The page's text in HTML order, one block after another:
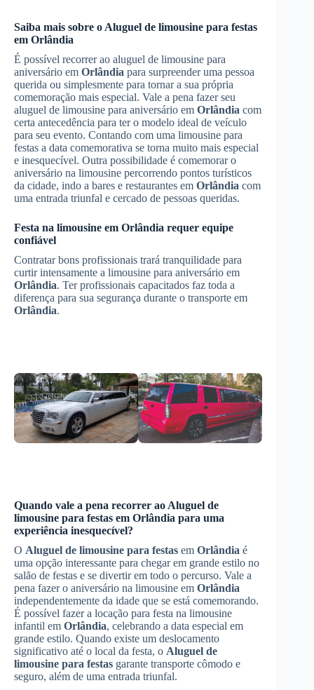
Saiba mais sobre o Aluguel de limousine para festas
em Orlândia
É possível recorrer ao aluguel de limousine para
aniversário em Orlândia para surpreender uma pessoa
querida ou simplesmente para tornar a sua própria
comemoração mais especial. Vale a pena fazer seu
aluguel de limousine para aniversário em Orlândia com
certa antecedência para ter o modelo ideal de veículo
para seu evento. Contando com uma limousine para
festas a data comemorativa se torna muito mais especial
e inesquecível. Outra possibilidade é comemorar o
aniversário na limousine percorrendo pontos turísticos
da cidade, indo a bares e restaurantes em Orlândia com
uma entrada triunfal e cercado de pessoas queridas.
Festa na limousine em Orlândia requer equipe
confiável
Contratar bons profissionais trará tranquilidade para
curtir intensamente a limousine para aniversário em
Orlândia. Ter profissionais capacitados faz toda a
diferença para sua segurança durante o transporte em
Orlândia.
Quando vale a pena recorrer ao Aluguel de
limousine para festas em Orlândia para uma
experiência inesquecível?
O Aluguel de limousine para festas em Orlândia é
uma opção interessante para chegar em grande estilo no
salão de festas e se divertir em todo o percurso. Vale a
pena fazer o aniversário na limousine em Orlândia
independentemente da idade que se está comemorando.
É possível fazer a locação para festa na limousine
infantil em Orlândia, celebrando a data especial em
grande estilo. Quando existe um deslocamento
significativo até o local da festa, o Aluguel de
limousine para festas garante transporte cômodo e
seguro, além de uma entrada triunfal.